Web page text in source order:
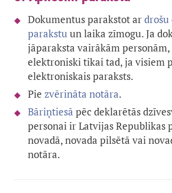
Dokumentus parakstot ar
parakstu un laika zīmogu. Ja
jāparaksta vairākām
elektroniski tikai tad, ja visiem
elektroniskais paraksts.
Pie zvērināta notāra.
Bāriņtiesā pēc deklarētās
personai ir Latvijas Republikas
novadā, novada pilsētā vai
notāra.